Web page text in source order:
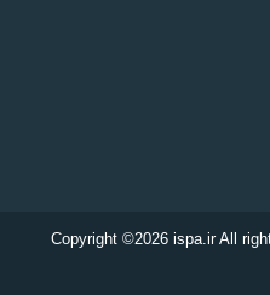
Copyright ©2026 ispa.ir All